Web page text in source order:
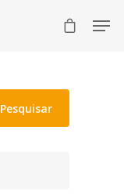
Pesquisar